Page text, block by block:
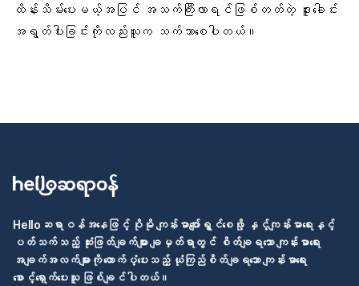
ထိန်းသိမ်းပေးမယ့်အပြင် အသက်ကြီးလာရင်ဖြစ်တတ်တဲ့ ဒူးခေါင်း
အရွတ်ပါးခြင်းကိုလည်းသူက သက်သာစေပါတယ်။
Helloဆရာဝန်အနေဖြင့် ပိုမို ကျန်းမာပျော်ရွှင်စေဖို့ နှင့်ကျန်းမာရေးနှင့်
ပတ်သက်သည့် ဆုံးဖြတ်ချက်များ ချမှတ်ရာတွင် စိတ်ချရသော ကျန်းမာရေး
အချက်အလက်များကို ထောက်ပံ့ပေးသည့် ယုံကြည်စိတ်ချရသော ကျန်းမာရေး
စောင့်ရှောက်ပေးသူ ဖြစ်ချင်ပါတယ်။